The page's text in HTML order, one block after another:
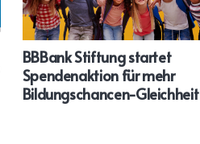
BBBank Stiftung startet
Spendenaktion für mehr
Bildungschancen-Gleichheit